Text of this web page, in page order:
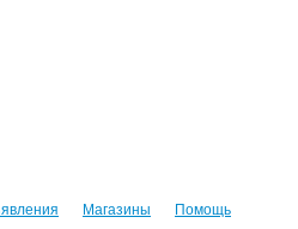
Магазины Помощь